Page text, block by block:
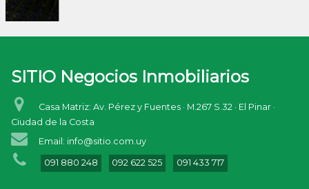
SITIO Negocios Inmobiliarios
Casa Matriz: Av. Pérez y Fuentes · M.267 S.32 · El Pinar ·
Ciudad de la Costa
Email: info@sitio.com.uy
091 880 248 092 622 525 091 433 717